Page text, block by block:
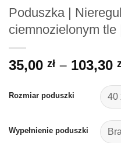
Poduszka |
ciemnozielonym tle
35,00 zł – 103,30
Rozmiar poduszki
Wypełnienie poduszki